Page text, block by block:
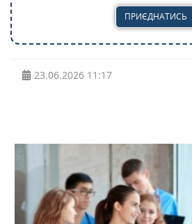
ПРИЄДНАТИСЬ
23.06.2026 11:17